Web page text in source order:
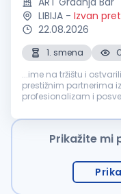
LIBIJA - Izvan
22.08.2026
1. smena
...ime na tržištu i
prestižnim partnerima
profesionalizam i
kandidatima...
Prikažite mi